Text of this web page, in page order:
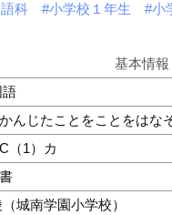
科 #小学校１年生 #小
基本情報
語
んじたことをことをはな
（1）カ
城南学園小学校）